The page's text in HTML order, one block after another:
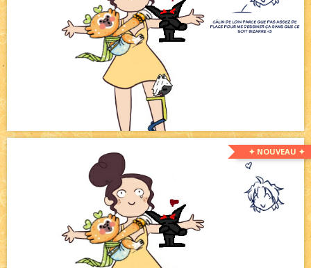
✦ NOUVEAU ✦